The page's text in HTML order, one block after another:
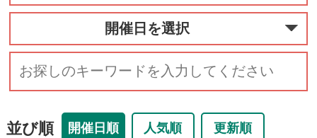
開催日を選択
並び順 開催日順 人気順 更新順